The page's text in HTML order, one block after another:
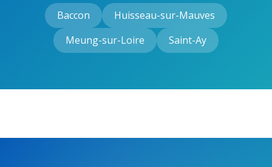
Baccon
Huisseau-sur-Mauves
Meung-sur-Loire
Saint-Ay